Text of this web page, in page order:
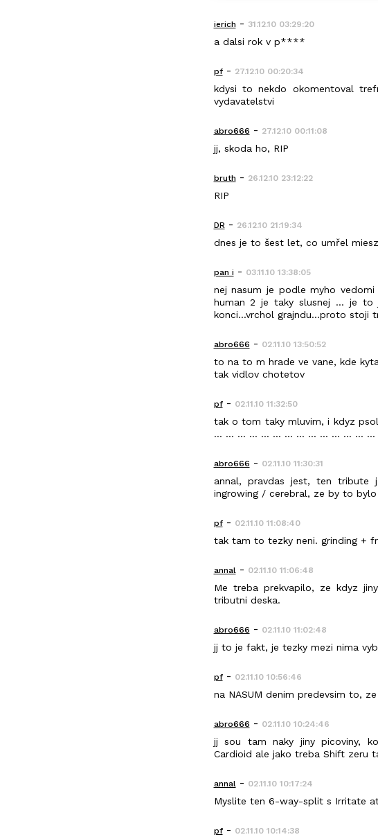
ierich - 31.12.10 03:29:20
a dalsi rok v p****
pf- 27.12.10 00:20:34
kdysi to nekdo okomentoval
vydavatelstvi
abro666 - 27.12.10 00:11:08
jj, skoda ho, RIP
bruth - 26.12.10 23:12:22
RIP
DR- 26.12.10 21:19:34
dnes je to šest let, co umřel
pan i - 03.11.10 13:38:05
nej nasum je podle myho
human 2 je taky slusnej ... je to
konci...vrchol grajndu...proto stoji
abro666 - 02.11.10 13:50:52
to na to m hrade ve vane, kde
tak vidlov chotetov
pf- 02.11.10 11:32:50
tak o tom taky mluvim, i kdyz
... ... ... ... ... ... ... ... ... ... ... ... ...
abro666 - 02.11.10 11:30:31
annal, pravdas jest, ten
ingrowing / cerebral, ze by to
pf- 02.11.10 11:08:40
tak tam to tezky neni. grinding +
annal- 02.11.10 11:06:48
Me treba prekvapilo, ze kdyz
tributni deska.
abro666 - 02.11.10 11:02:48
jj to je fakt, je tezky mezi nima
pf- 02.11.10 10:56:46
na NASUM denim predevsim to,
abro666 - 02.11.10 10:24:46
jj sou tam naky jiny picoviny,
Cardioid ale jako treba Shift zeru
annal- 02.11.10 10:17:24
Myslite ten 6-way-split s Irritate
pf- 02.11.10 10:14:38